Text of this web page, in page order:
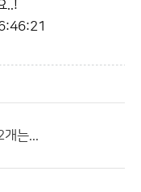
..!
개는...